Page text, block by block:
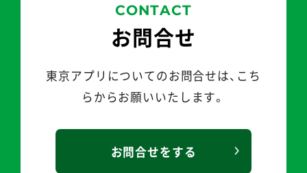
CONTACT
お問合せ
東京アプリについてのお問合せは、こち
らからお願いいたします。
お問合せをする